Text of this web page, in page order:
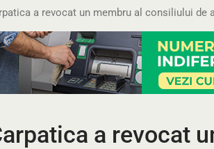
a revocat un membru al consiliului de
a revocat